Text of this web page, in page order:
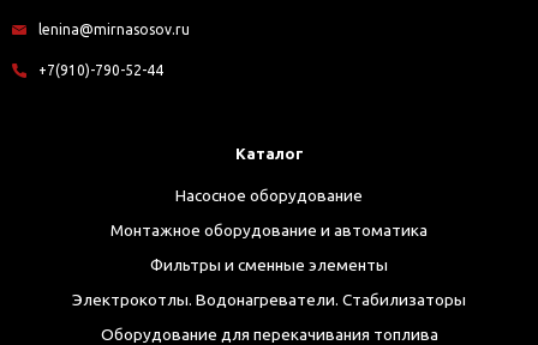
lenina@mirnasosov.ru
+7(910)-790-52-44
Каталог
Насосное оборудование
Монтажное оборудование и автоматика
Фильтры и сменные элементы
Электрокотлы. Водонагреватели. Стабилизаторы
Оборудование для перекачивания топлива